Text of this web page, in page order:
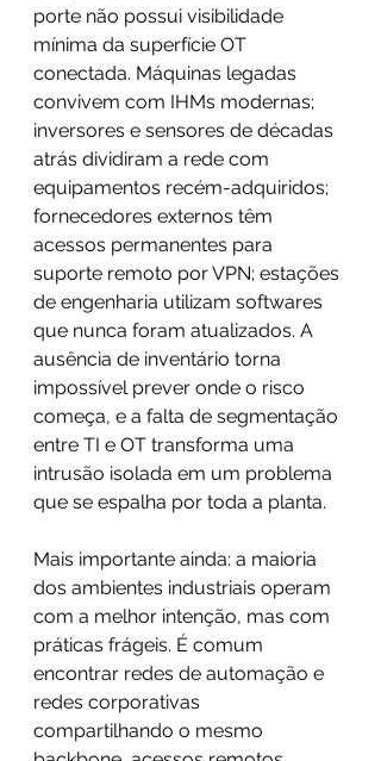
porte não possui visibilidade
mínima da superfície OT
conectada. Máquinas legadas
convivem com IHMs modernas;
inversores e sensores de décadas
atrás dividiram a rede com
equipamentos recém-adquiridos;
fornecedores externos têm
acessos permanentes para
suporte remoto por VPN; estações
de engenharia utilizam softwares
que nunca foram atualizados. A
ausência de inventário torna
impossível prever onde o risco
começa, e a falta de segmentação
entre TI e OT transforma uma
intrusão isolada em um problema
que se espalha por toda a planta.
Mais importante ainda: a maioria
dos ambientes industriais operam
com a melhor intenção, mas com
práticas frágeis. É comum
encontrar redes de automação e
redes corporativas
compartilhando o mesmo